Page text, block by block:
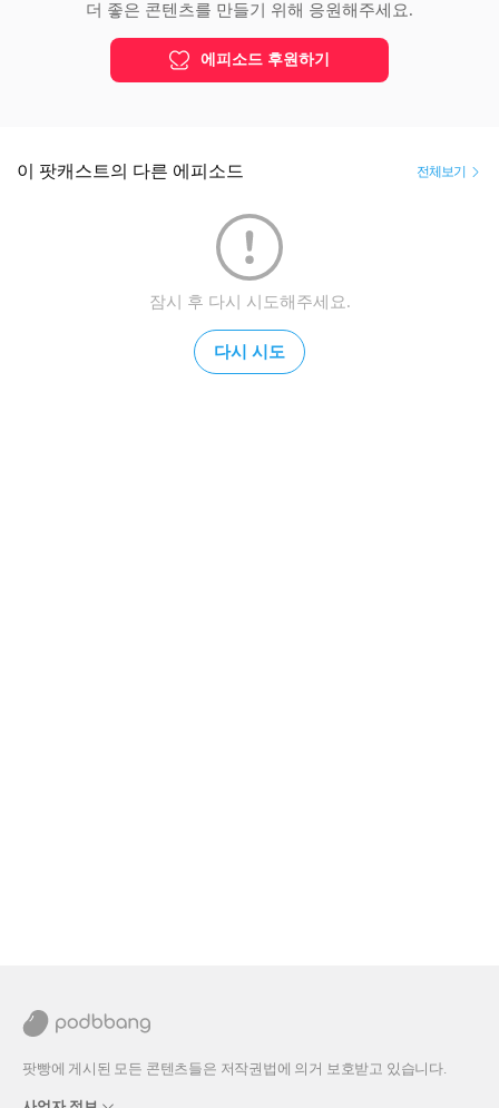
더 좋은 콘텐츠를 만들기 위해 응원해주세요.
에피소드 후원하기
이 팟캐스트의 다른 에피소드 전체보기
잠시 후 다시 시도해주세요.
다시 시도
팟빵에 게시된 모든 콘텐츠들은 저작권법에 의거 보호받고 있습니다.